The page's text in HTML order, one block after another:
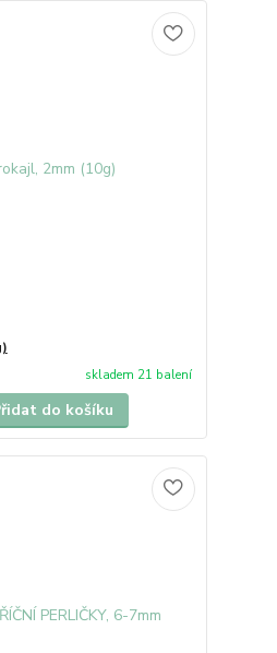
skladem 21 balení
do košíku